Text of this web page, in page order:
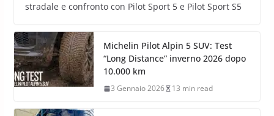
stradale e confronto con Pilot Sport 5 e Pilot Sport S5
Michelin Pilot Alpin 5 SUV: Test
“Long Distance” inverno 2026 dopo
10.000 km
3 Gennaio 2026 13 min read